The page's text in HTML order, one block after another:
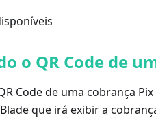
o QR Code de
Code de uma cobrança
que irá exibir a